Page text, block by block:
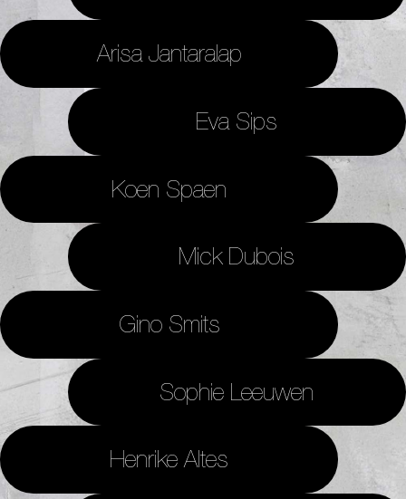
Arisa Jantaralap
Eva Sips
Koen Spaen
Mick Dubois
Gino Smits
Sophie Leeuwen
Henrike Altes